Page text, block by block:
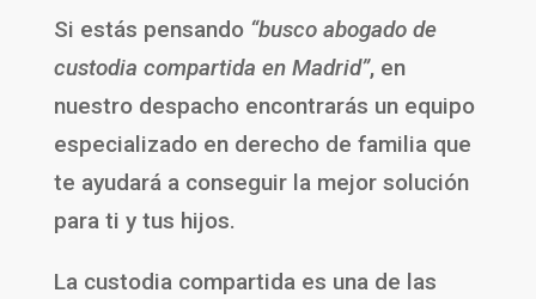
Si estás pensando “busco abogado de
custodia compartida en Madrid”, en
nuestro despacho encontrarás un equipo
especializado en derecho de familia que
te ayudará a conseguir la mejor solución
para ti y tus hijos.
La custodia compartida es una de las